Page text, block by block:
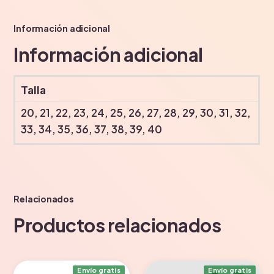
Información adicional
Información adicional
Talla
20, 21, 22, 23, 24, 25, 26, 27, 28, 29, 30, 31, 32,
33, 34, 35, 36, 37, 38, 39, 40
Relacionados
Productos relacionados
Envío gratis Envío gratis